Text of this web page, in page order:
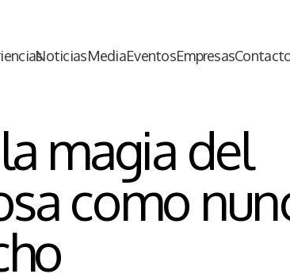
NoticiasMediaEventosEmpresas
magia del
como